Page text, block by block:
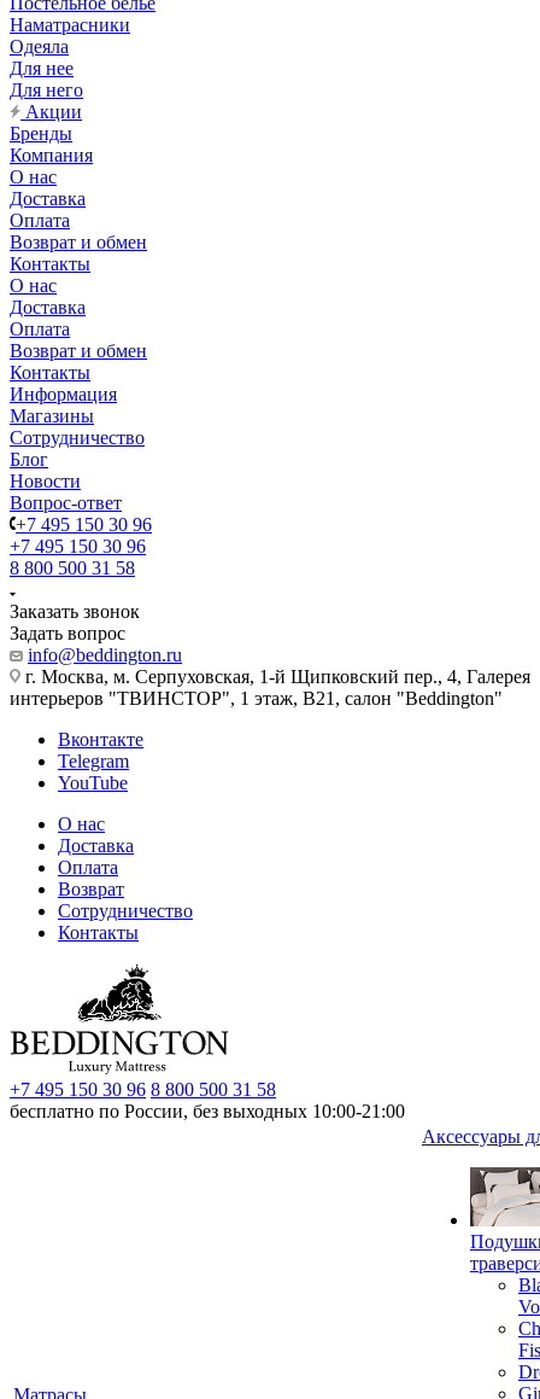
Наматрасники
Одеяла
Для нее
Для него
Акции
Бренды
Компания
О нас
Доставка
Оплата
Возврат и обмен
Контакты
О нас
Доставка
Оплата
Возврат и обмен
Контакты
Информация
Магазины
Сотрудничество
Блог
Новости
Вопрос-ответ
+7 495 150 30 96
+7 495 150 30 96
8 800 500 31 58
Заказать звонок
Задать вопрос
info@beddington.ru
г. Москва, м. Серпуховская, 1-й Щипковский пер., 4, Галерея
интерьеров "ТВИНСТОР", 1 этаж, B21, салон "Beddington"
Вконтакте
Telegram
YouTube
О нас
Доставка
Оплата
Возврат
Сотрудничество
Контакты
+7 495 150 30 96 8 800 500 31 58
бесплатно по России, без выходных 10:00-21:00
Матрасы
Аксессуары